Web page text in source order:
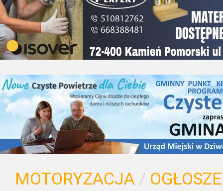
MOTORYZACJA /